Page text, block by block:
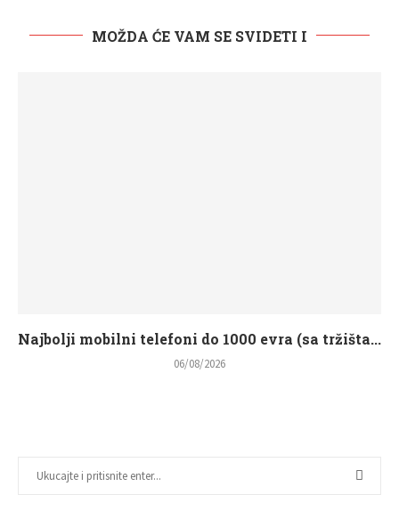
MOŽDA ĆE VAM SE SVIDETI I
Najbolji mobilni telefoni do 1000 evra (sa tržišta...
06/08/2026